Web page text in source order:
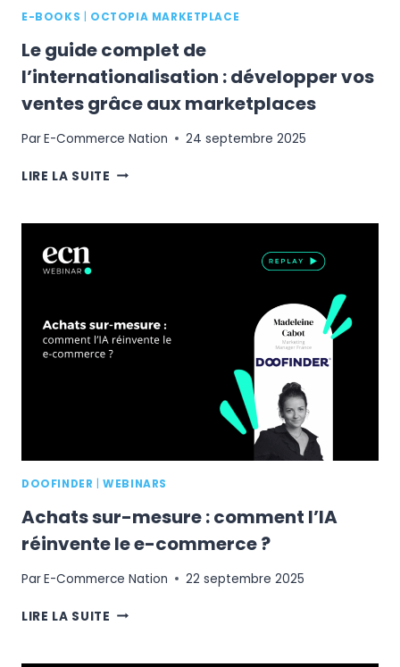
E-BOOKS OCTOPIA MARKETPLACE
Le guide complet de
l’internationalisation : développer vos
ventes grâce aux marketplaces
ParE-Commerce Nation 24 septembre 2025
LIRE LA SUITE LE
DE
VENTES
GRÂCE
AUX
DOOFINDER |WEBINARS
Achats sur-mesure : comment l’IA
réinvente le e-commerce ?
ParE-Commerce Nation 22 septembre 2025
LIRE LA SUITE ACHATS